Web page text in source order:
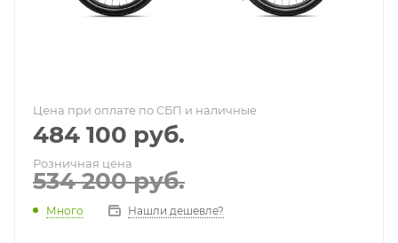
Цена при оплате по СБП и наличные
484 100 руб.
Розничная цена
534 200руб.
Много Нашли дешевле?